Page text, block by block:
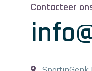
Contacteer
SportinGenk